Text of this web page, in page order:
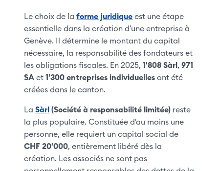
Le choix de laforme juridique est une étape
essentielle dans la création d'une entreprise à
Genève. Il détermine le montant du capital
nécessaire, la responsabilité des fondateurs et
les obligations fiscales. En 2025,1'808 Sàrl,971
SA et1'300 entreprises individuelles ont été
créées dans le canton.
LaSàrl (Société à responsabilité limitée) reste
la plus populaire. Constituée d'au moins une
personne, elle requiert un capital social de
CHF 20'000, entièrement libéré dès la
création. Les associés ne sont pas